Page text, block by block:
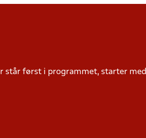
står først i programmet, starter med